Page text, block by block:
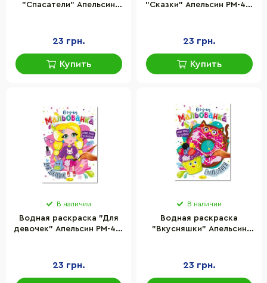
"Спасатели" Апельсин
23 грн.
Купить
"Сказки" Апельсин РМ-43-
23 грн.
Купить
В наличии
Водная раскраска "Для
девочек" Апельсин РМ-43-
23 грн.
В наличии
Водная раскраска
"Вкусняшки" Апельсин
23 грн.